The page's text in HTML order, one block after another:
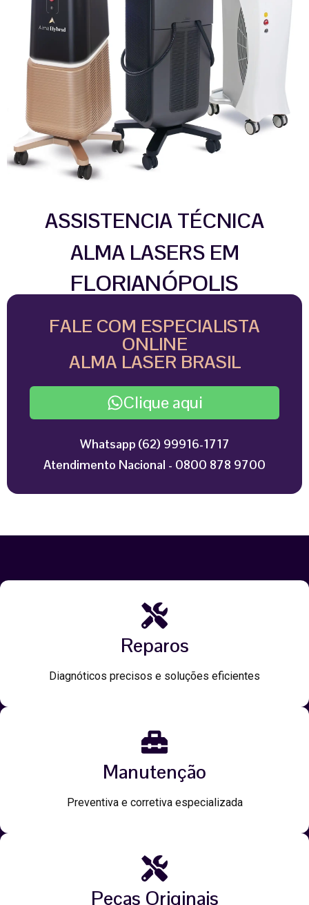
ASSISTENCIA TÉCNICA
ALMA LASERS EM
FLORIANÓPOLIS
FALE COM ESPECIALISTA
ONLINE
ALMA LASER BRASIL
Clique aqui
Whatsapp (62) 99916-1717
Atendimento Nacional - 0800 878 9700
Reparos
Diagnóticos precisos e soluções eficientes
Manutenção
Preventiva e corretiva especializada
Peças Originais